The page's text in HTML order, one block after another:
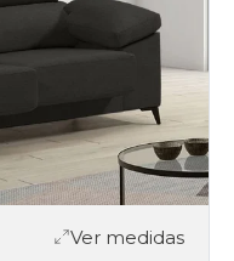
Ver medidas